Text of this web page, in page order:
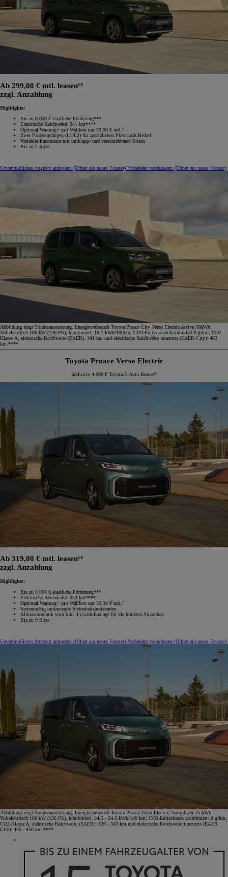
Ab 299,00 € mtl. leasen¹³
zzgl. Anzahlung
Highlights:
Bis zu 6.000 € staatliche Förderung***
Elektrische Reichweite: 341 km****
Optional Wartung+ mit Wallbox nur 39,90 € mtl.⁷
Zwei Fahrzeuglängen (L1/L2) für zusätzlichen Platz nach Bedarf
Variabler Innenraum mit umklapp‑ und verschiebbaren Sitzen
Bis zu 7 Sitze
Unverbindliches Angebot anfordern (Öffnet ein neues Fenster) Probefahrt vereinbaren (Öffnet ein neues Fenster)
Abbildung zeigt Sonderausstattung. Energieverbrauch Toyota Proace City Verso Electric Active 50kWh
Vollelektrisch 100 kW (136 PS), kombiniert: 18,1 kWh/100km; CO2-Emissionen kombiniert 0 g/km; CO2-
Klasse A; elektrische Reichweite (EAER): 341 km und elektrische Reichweite innerorts (EAER City): 463
km.****
Toyota Proace Verso Electric
Inklusive 4.000 € Toyota E-Auto Bonus¹²
Ab 319,00 € mtl. leasen¹⁴
zzgl. Anzahlung
Highlights:
Bis zu 6.000 € staatliche Förderung***
Elektrische Reichweite: 343 km****
Optional Wartung+ mit Wallbox nur 39,90 € mtl.⁷
Serienmäßig umfassende Sicherheitsassistenten
Klimaautomatik vorn inkl. Frischluftanlage für die hinteren Sitzreihen
Bis zu 9 Sitze
Unverbindliches Angebot anfordern (Öffnet ein neues Fenster) Probefahrt vereinbaren (Öffnet ein neues Fenster)
Abbildung zeigt Sonderausstattung. Energieverbrauch Toyota Proace Verso Electric Teamplayer 75 kWh
Vollelektrisch 100 kW (136 PS), kombiniert: 24.3 - 24.6 kWh/100 km; CO2-Emissionen kombiniert: 0 g/km;
CO2-Klasse A; elektrische Reichweite (EAER): 339 - 343 km und elektrische Reichweite innerorts (EAER
City): 445 - 450 km.****